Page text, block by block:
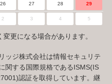
26 27 28 29
2 3 4 5
更になる場合があります。
ッジ株式会社は情報セキュリテ
関する国際規格であるISMS(IS
認証を取得しています。継